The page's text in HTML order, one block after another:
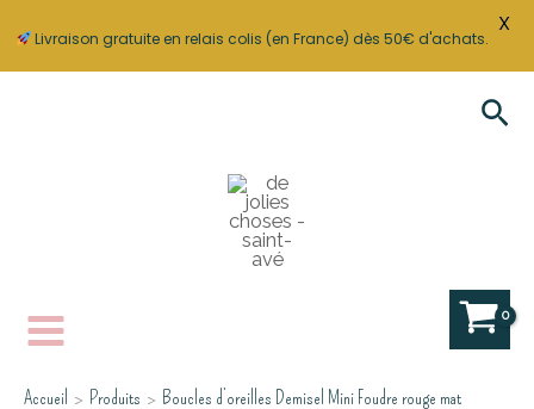
Accueil Produits Boucles d’oreilles Demisel Mini Foudre rouge mat
Livraison gratuite en relais colis (en France) dès 50€ d'achats.
X